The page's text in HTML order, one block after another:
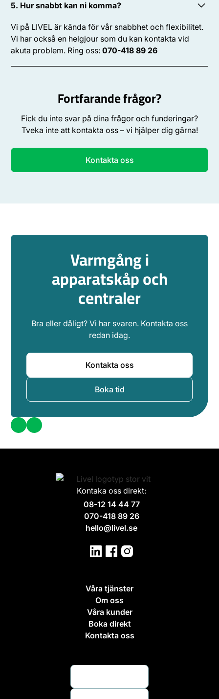
5. Hur snabbt kan ni komma?
Vi på LIVEL är kända för vår snabbhet och flexibilitet.
Vi har också en helgjour som du kan kontakta vid
akuta problem. Ring oss:070-418 89 26
Fortfarande frågor?
Fick du inte svar på dina frågor och funderingar?
Tveka inte att kontakta oss – vi hjälper dig gärna!
Kontakta oss
Varmgång i
apparatskåp och
centraler
Bra eller dåligt? Vi har svaren. Kontakta oss
redan idag.
Kontakta oss
Boka tid
Kontaka oss direkt:
08-12 14 44 77
070-418 89 26
hello@livel.se
Våra tjänster
Om oss
Våra kunder
Boka direkt
Kontakta oss